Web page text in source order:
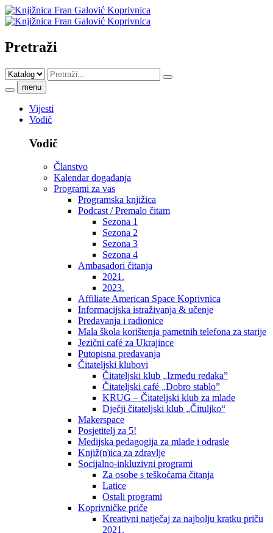
Pretraži
menu
Vijesti
Vodič
Vodič
Članstvo
Kalendar događanja
Programi za vas
Programska knjižica
Podcast / Premalo čitam
Sezona 1
Sezona 2
Sezona 3
Sezona 4
Ambasadori čitanja
2021.
2023.
Affiliate American Space Koprivnica
Informacijska istraživanja & učenje
Predavanja i radionice
Mala škola korištenja pametnih telefona za starije
Jezični café za Ukrajince
Putopisna predavanja
Čitateljski klubovi
Čitateljski klub „Između redaka”
Čitateljski café „Dobro stablo”
KRUG – Čitateljski klub za mlade
Dječji čitateljski klub „Čituljko“
Makerspace
Posjetitelj za 5!
Medijska pedagogija za mlade i odrasle
Knjiž(n)ica za zdravlje
Socijalno-inkluzivni programi
Za osobe s teškoćama čitanja
Latice
Ostali programi
Koprivničke priče
Kreativni natječaj za najbolju kratku priču
2021.